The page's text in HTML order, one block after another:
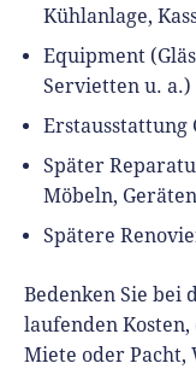
Kühlanlage,
Equipment
Servietten u. a.)
Erstausstattung
Später
Möbeln, Geräten
Spätere
Bedenken Sie bei
laufenden
Miete oder Pacht,